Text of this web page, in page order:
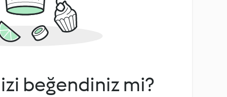
beğendiniz mi?